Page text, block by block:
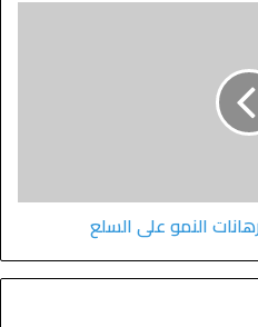
النمو على السلع